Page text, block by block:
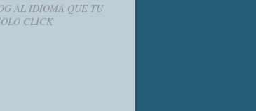
AL IDIOMA QUE TU
CLICK